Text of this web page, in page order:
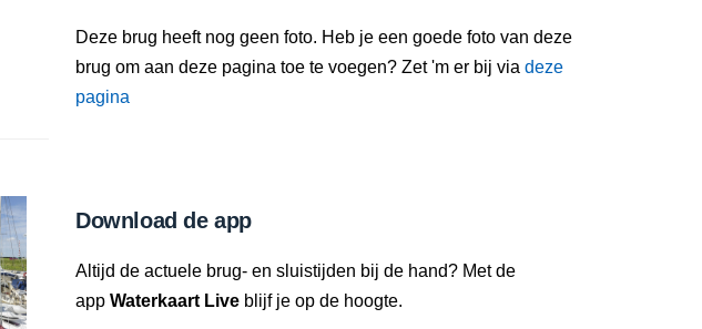
Deze brug heeft nog geen foto. Heb je een goede foto van deze
brug om aan deze pagina toe te voegen? Zet 'm er bij via deze
pagina
Download de app
Altijd de actuele brug- en sluistijden bij de hand? Met de
app Waterkaart Live blijf je op de hoogte.